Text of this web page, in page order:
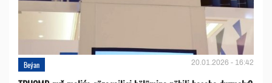
Beýan 20.01.2026 - 16:42